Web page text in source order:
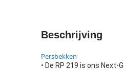
Beschrijving
Persbekken
• De RP 219 is ons